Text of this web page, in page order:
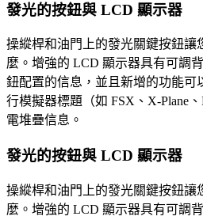
發光的按鈕與 LCD 顯示器
操縱桿和油門上的發光關鍵按鈕讓
麼。增強的 LCD 顯示器具有可調
鈕配置的信息，並且新增的功能可
行模擬器標題（如 FSX、X-Plane
電堆疊信息。
發光的按鈕與 LCD 顯示器
操縱桿和油門上的發光關鍵按鈕讓
麼。增強的 LCD 顯示器具有可調